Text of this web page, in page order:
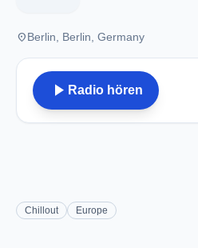
placeBerlin, Berlin, Germany
play_arrow Radio hören
Chillout Europe